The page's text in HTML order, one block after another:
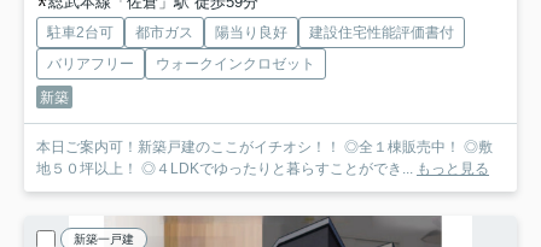
駐車2台可 都市ガス 陽当り良好
建設住宅性能評価書付
バリアフリー
ウォークインクロゼット
新築
本日ご案内可！新築戸建のここがイチオシ！！ ◎全１棟販売中！ ◎敷
地５０坪以上！ ◎４LDKでゆったりと暮らすことができ... もっと見る
新築一戸建